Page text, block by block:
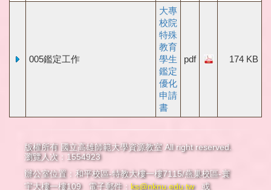
005鑑定工作
大專
校院
特殊
教育
學生
鑑定
優化
申請
書
pdf 174 KB
版權所有 國立高雄師範大學資源教室 All right reserved.
瀏覽人次：1554923
辦公室位置：和平校區-特教大樓一樓7115/燕巢校區-寰
宇大樓一樓109 電子郵件： ks@nknu.edu.tw 或